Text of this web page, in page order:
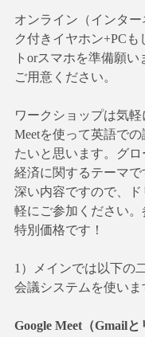
オンライン（インター
ク付きイヤホン+PCも
トorスマホを準備願い
ご用意ください。
ワークショップは気軽
Meetを使って英語で
たいと思います。グ
経済に関するテーマ
深い内容ですので、
軽にご参加ください
特別価格です！
1）メインでは以下の
会議システムを使いま
Google Meet（Gmail